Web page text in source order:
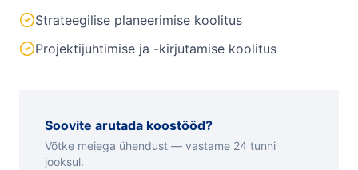
Strateegilise planeerimise koolitus
Projektijuhtimise ja -kirjutamise koolitus
Soovite arutada koostööd?
Võtke meiega ühendust — vastame 24 tunni
jooksul.